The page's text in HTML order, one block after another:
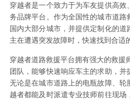
穿越者是一个致力于为车友提供高效
务品牌平台。作为全国性的城市道路
国内大部分城市，并提供定制化的道
主在遭遇突发故障时，快速找到合适
穿越者道路救援平台拥有强大的救援
团队，能够快速响应车主的求助，并
无论是在城市道路上的电瓶故障、轮
越者都能及时派遣专业技师前往现场